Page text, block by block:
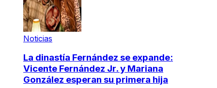
Noticias
La dinastía Fernández se expande:
Vicente Fernández Jr. y Mariana
González esperan su primera hija